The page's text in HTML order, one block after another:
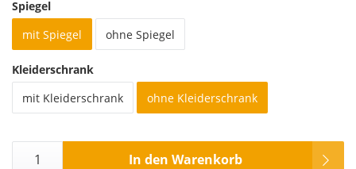
Spiegel
mit Spiegel
ohne Spiegel
Kleiderschrank
mit Kleiderschrank
ohne Kleiderschrank
In den Warenkorb